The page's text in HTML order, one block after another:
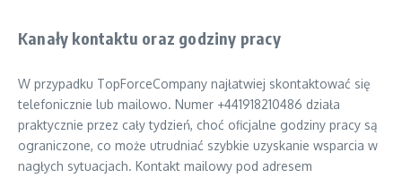
Kanały kontaktu oraz godziny pracy
W przypadku TopForceCompany najłatwiej skontaktować się
telefonicznie lub mailowo. Numer +441918210486 działa
praktycznie przez cały tydzień, choć oficjalne godziny pracy są
ograniczone, co może utrudniać szybkie uzyskanie wsparcia w
nagłych sytuacjach. Kontakt mailowy pod adresem